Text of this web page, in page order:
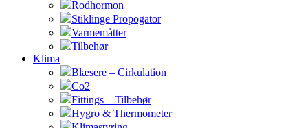
Rodhormon
Stiklinge Propogator
Varmemåtter
Tilbehør
Klima
Blæsere – Cirkulation
Co2
Fittings – Tilbehør
Hygro & Thermometer